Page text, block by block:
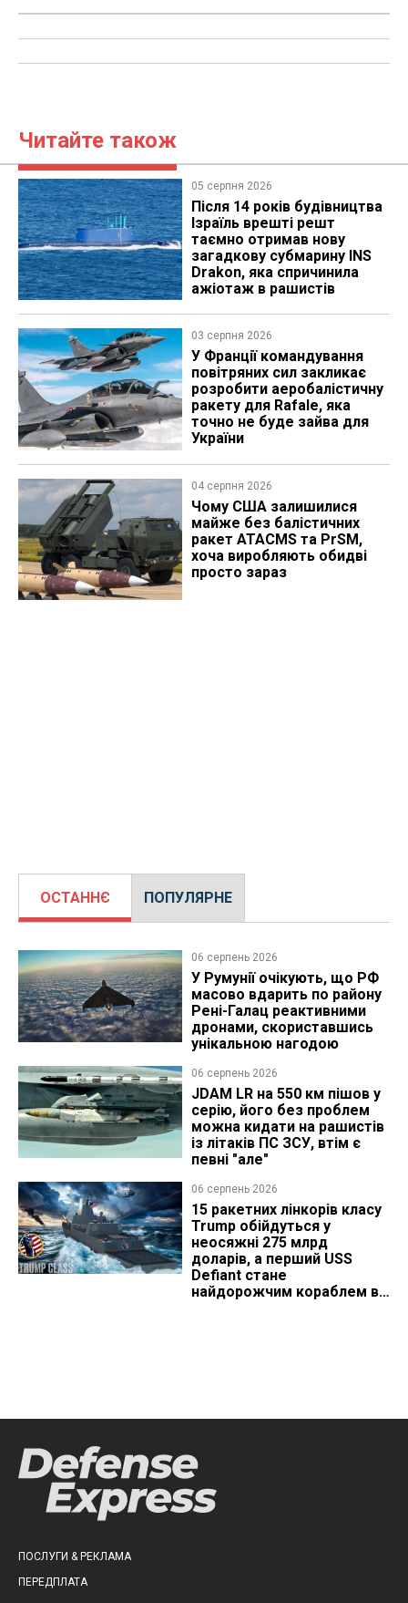
Читайте також
05 серпня 2026
Після 14 років будівництва
Ізраїль врешті решт
таємно отримав нову
загадкову субмарину INS
Drakon, яка спричинила
ажіотаж в рашистів
03 серпня 2026
У Франції командування
повітряних сил закликає
розробити аеробалістичну
ракету для Rafale, яка
точно не буде зайва для
України
04 серпня 2026
Чому США залишилися
майже без балістичних
ракет ATACMS та PrSM,
хоча виробляють обидві
просто зараз
ОСТАННЄ ПОПУЛЯРНЕ
06 серпень 2026
У Румунії очікують, що РФ
масово вдарить по району
Рені-Галац реактивними
дронами, скориставшись
унікальною нагодою
06 серпень 2026
JDAM LR на 550 км пішов у
серію, його без проблем
можна кидати на рашистів
із літаків ПС ЗСУ, втім є
певні "але"
06 серпень 2026
15 ракетних лінкорів класу
Trump обійдуться у
неосяжні 275 млрд
доларів, а перший USS
Defiant стане
найдорожчим кораблем в
ПОСЛУГИ & РЕКЛАМА
ПЕРЕДПЛАТА